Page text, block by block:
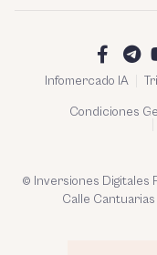
Infomercado IA
Condiciones
© Inversiones Digitales
Calle Cantuarias